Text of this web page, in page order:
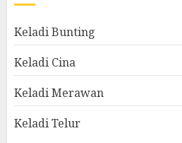
Keladi Bunting
Keladi Cina
Keladi Merawan
Keladi Telur